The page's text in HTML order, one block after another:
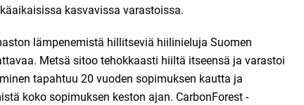
kasvavissa varastoissa.
lämpenemistä hillitseviä hiilinieluja Suomen
Metsä sitoo tehokkaasti hiiltä itseensä ja varastoi
tapahtuu 20 vuoden sopimuksen kautta ja
koko sopimuksen keston ajan. CarbonForest -